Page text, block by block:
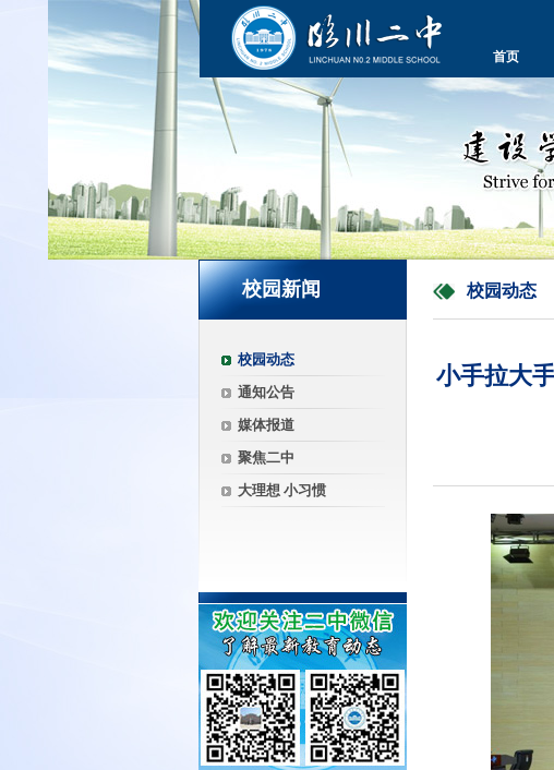
首页
校园新闻
校园动态
通知公告
媒体报道
聚焦二中
大理想 小习惯
校园动态
小手拉大